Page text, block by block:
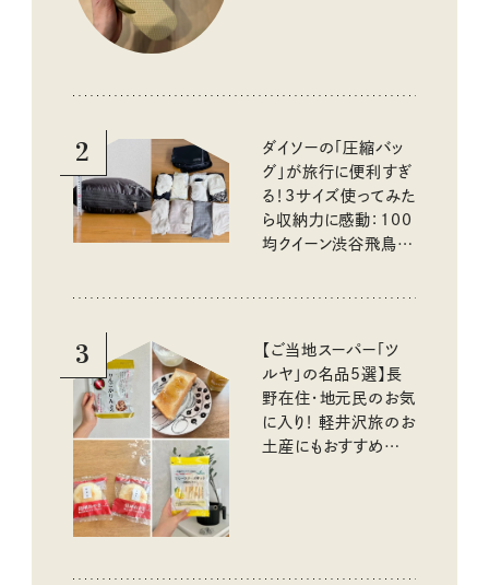
2
ダイソーの「圧縮バッ
グ」が旅行に便利すぎ
る！3サイズ使ってみた
ら収納力に感動：100
均クイーン渋谷飛鳥の
3
【ご当地スーパー「ツ
ルヤ」の名品5選】長
野在住・地元民のお気
に入り！ 軽井沢旅のお
土産にもおすすめのお